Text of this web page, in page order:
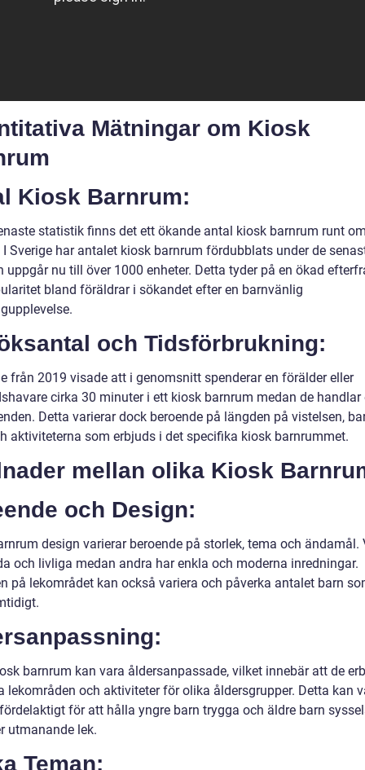
Mätningar om Kiosk
Kiosk Barnrum:
statistik finns det ett ökande antal kiosk barnrum runt
I Sverige har antalet kiosk barnrum fördubblats under de
uppgår nu till över 1000 enheter. Detta tyder på en ökad
bland föräldrar i sökandet efter en barnvänlig
och Tidsförbrukning:
från 2019 visade att i genomsnitt spenderar en förälder eller
cirka 30 minuter i ett kiosk barnrum medan de handlar
Detta varierar dock beroende på längden på vistelsen,
aktiviteterna som erbjuds i det specifika kiosk barnrummet.
mellan olika Kiosk
och Design:
design varierar beroende på storlek, tema och ändamål.
och livliga medan andra har enkla och moderna inredningar.
på lekområdet kan också variera och påverka antalet barn
barnrum kan vara åldersanpassade, vilket innebär att de
lekområden och aktiviteter för olika åldersgrupper. Detta kan
för att hålla yngre barn trygga och äldre barn
utmanande lek.
Teman: